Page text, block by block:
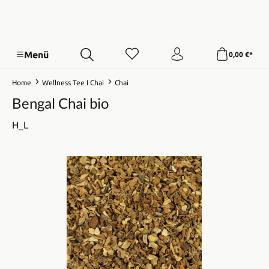
Menü 0,00 €*
Home Wellness Tee I Chai Chai
Bengal Chai bio
H_L
Bildergalerie überspringen